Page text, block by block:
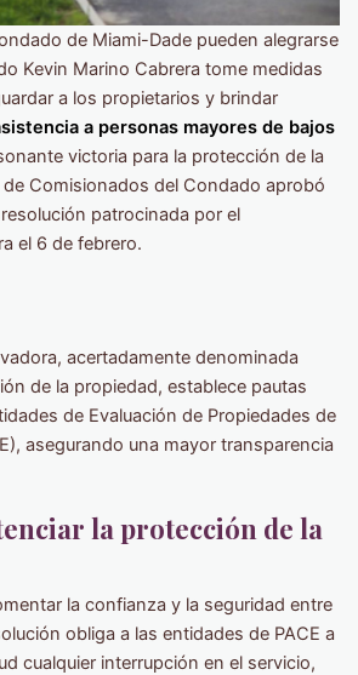
de Miami-Dade pueden alegrarse
Kevin Marino Cabrera tome medidas
a los propietarios y brindar
a personas mayores de bajos
victoria para la protección de la
Comisionados del Condado aprobó
patrocinada por el
el 6 de febrero.
acertadamente denominada
de la propiedad, establece pautas
de Evaluación de Propiedades de
asegurando una mayor transparencia
la protección de la
la confianza y la seguridad entre
obliga a las entidades de PACE a
cualquier interrupción en el servicio,